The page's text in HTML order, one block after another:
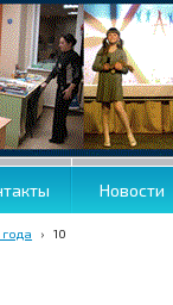
Новости
› 10